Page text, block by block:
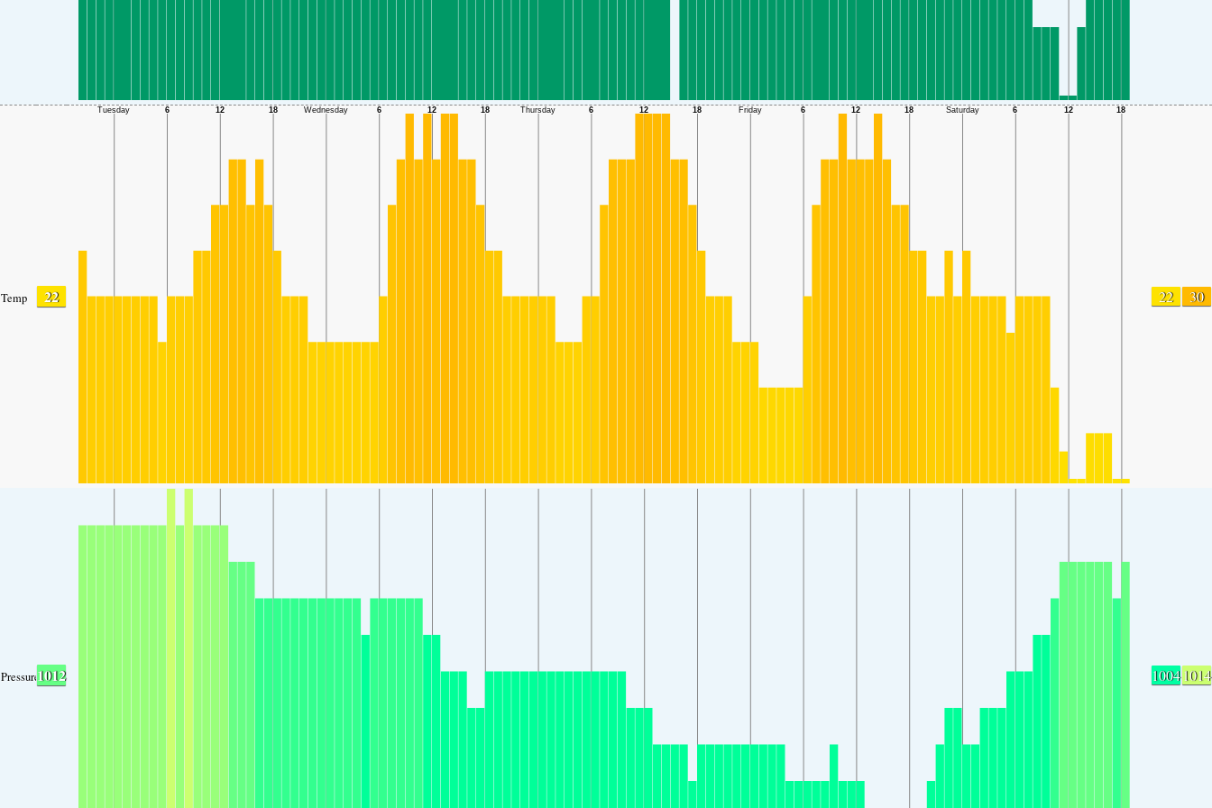
Temp 22 22 30
Pressure1012 10041014